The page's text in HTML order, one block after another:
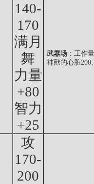
140-
170
满月
舞
力量
+80
智力
+25
武器场 ：工作
神獸的心脏200
攻
170-
200